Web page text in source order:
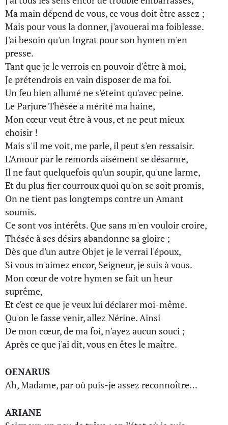
Ma main dépend de vous, ce vous doit être assez ;
Mais pour vous la donner, j'avouerai ma foiblesse.
J'ai besoin qu'un Ingrat pour son hymen m'en
presse.
Tant que je le verrois en pouvoir d'être à moi,
Je prétendrois en vain disposer de ma foi.
Un feu bien allumé ne s'éteint qu'avec peine.
Le Parjure Thésée a mérité ma haine,
Mon cœur veut être à vous, et ne peut mieux
choisir !
Mais s'il me voit, me parle, il peut s'en ressaisir.
L'Amour par le remords aisément se désarme,
Il ne faut quelquefois qu'un soupir, qu'une larme,
Et du plus fier courroux quoi qu'on se soit promis,
On ne tient pas longtemps contre un Amant
soumis.
Ce sont vos intérêts. Que sans m'en vouloir croire,
Thésée à ses désirs abandonne sa gloire ;
Dès que d'un autre Objet je le verrai l'époux,
Si vous m'aimez encor, Seigneur, je suis à vous.
Mon cœur de votre hymen se fait un heur
suprême,
Et c'est ce que je veux lui déclarer moi-même.
Qu'on le fasse venir, allez Nérine. Ainsi
De mon cœur, de ma foi, n'ayez aucun souci ;
Après ce que j'ai dit, vous en êtes le maître.
OENARUS
Ah, Madame, par où puis-je assez reconnoître…
ARIANE